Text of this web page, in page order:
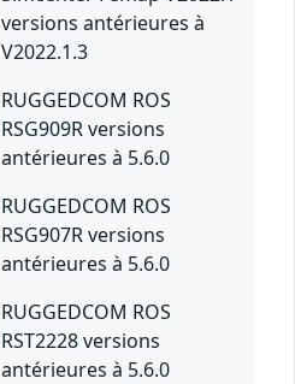
versions antérieures à
V2022.1.3
RUGGEDCOM ROS
RSG909R versions
antérieures à 5.6.0
RUGGEDCOM ROS
RSG907R versions
antérieures à 5.6.0
RUGGEDCOM ROS
RST2228 versions
antérieures à 5.6.0